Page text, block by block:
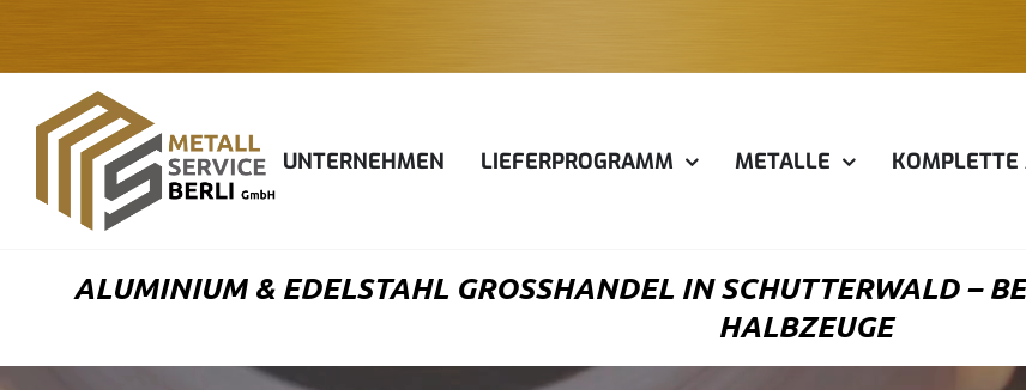
springen
UNTERNEHMEN LIEFERPROGRAMM METALLE KOMPLETTE
ALUMINIUM & EDELSTAHL GROSSHANDEL IN SCHUTTERWALD –
ALBZEUGE